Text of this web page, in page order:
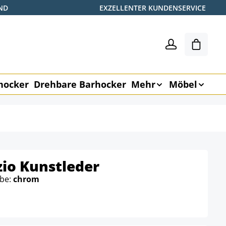
EXZELLENTER KUNDENSERVICE
Drehbare Barhocker Mehr Möbel
Kunstleder
chrom